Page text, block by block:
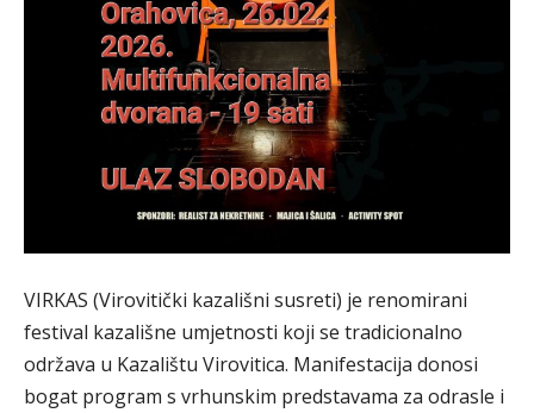
VIRKAS (Virovitički kazališni susreti) je renomirani
festival kazališne umjetnosti koji se tradicionalno
održava u Kazalištu Virovitica. Manifestacija donosi
bogat program s vrhunskim predstavama za odrasle i